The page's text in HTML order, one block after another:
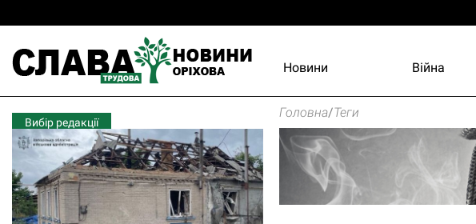
Новини Війна
Вибір редакції
Головна/Теги